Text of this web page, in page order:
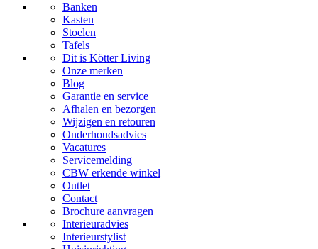
Banken
Kasten
Stoelen
Tafels
Dit is Kötter Living
Onze merken
Blog
Garantie en service
Afhalen en bezorgen
Wijzigen en retouren
Onderhoudsadvies
Vacatures
Servicemelding
CBW erkende winkel
Outlet
Contact
Brochure aanvragen
Interieuradvies
Interieurstylist